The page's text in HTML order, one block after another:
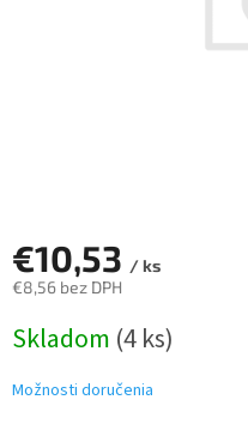
€10,53 / ks
€8,56 bez DPH
cena:
Skladom (4 ks)
Možnosti doručenia